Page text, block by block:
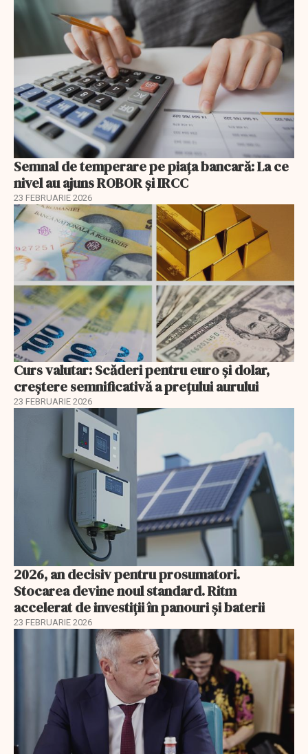
Semnal de temperare pe piața bancară: La ce
nivel au ajuns ROBOR şi IRCC
23 FEBRUARIE 2026
Curs valutar: Scăderi pentru euro și dolar,
creștere semnificativă a prețului aurului
23 FEBRUARIE 2026
2026, an decisiv pentru prosumatori.
Stocarea devine noul standard. Ritm
accelerat de investiții în panouri și baterii
23 FEBRUARIE 2026